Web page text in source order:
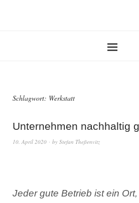
Schlagwort: Werkstatt
Unternehmen nachhaltig
10. April 2020 by Stefan Theßenvitz
Jeder gute Betrieb ist ein